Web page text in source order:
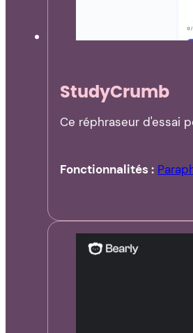
StudyCrumb
Ce réphraseur d'essai
Fonctionnalités :